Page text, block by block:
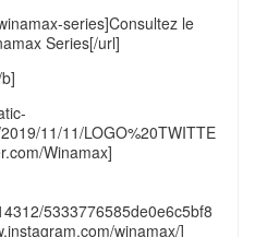
series]Consultez le
Series[/url]
11/11/LOGO%20TWITTE
Winamax]
5333776585de0e6c5bf8
winamax/]